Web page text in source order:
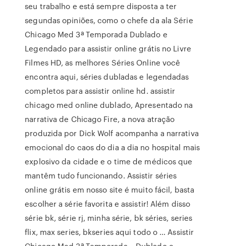
seu trabalho e está sempre disposta a ter
segundas opiniões, como o chefe da ala Série
Chicago Med 3ª Temporada Dublado e
Legendado para assistir online grátis no Livre
Filmes HD, as melhores Séries Online você
encontra aqui, séries dubladas e legendadas
completos para assistir online hd. assistir
chicago med online dublado, Apresentado na
narrativa de Chicago Fire, a nova atração
produzida por Dick Wolf acompanha a narrativa
emocional do caos do dia a dia no hospital mais
explosivo da cidade e o time de médicos que
mantêm tudo funcionando. Assistir séries
online grátis em nosso site é muito fácil, basta
escolher a série favorita e assistir! Além disso
série bk, série rj, minha série, bk séries, series
flix, max series, bkseries aqui todo o … Assistir